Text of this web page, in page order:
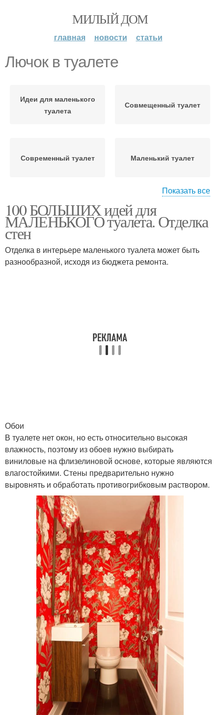
МИЛЫЙ ДОМ
главная новости статьи
Лючок в туалете
Идеи для маленького
туалета
Совмещенный туалет
Современный туалет Маленький туалет
Туалет в стиле
Туалет в классическом
стиле
Туалет в экостиле
Плитка в маленький
Туалет с инсталляцией
Показать все
100 БОЛЬШИХ идей для
МАЛЕНЬКОГО туалета. Отделка
стен
Отделка в интерьере маленького туалета может быть
разнообразной, исходя из бюджета ремонта.
Обои
В туалете нет окон, но есть относительно высокая
влажность, поэтому из обоев нужно выбирать
виниловые на флизелиновой основе, которые являются
влагостойкими. Стены предварительно нужно
выровнять и обработать противогрибковым раствором.